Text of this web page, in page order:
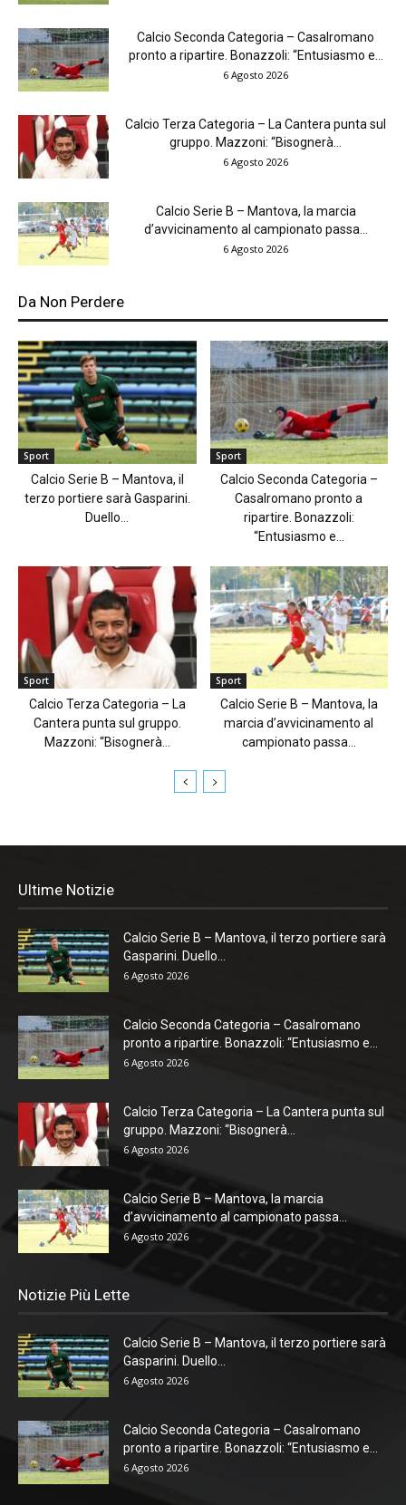
Calcio Seconda Categoria – Casalromano
pronto a ripartire. Bonazzoli: “Entusiasmo e...
6 Agosto 2026
Calcio Terza Categoria – La Cantera punta sul
gruppo. Mazzoni: “Bisognerà...
6 Agosto 2026
Calcio Serie B – Mantova, la marcia
d’avvicinamento al campionato passa...
6 Agosto 2026
Da Non Perdere
Sport
Calcio Serie B – Mantova, il
terzo portiere sarà Gasparini.
Duello...
Sport
Calcio Seconda Categoria –
Casalromano pronto a
ripartire. Bonazzoli:
“Entusiasmo e...
Sport
Calcio Terza Categoria – La
Cantera punta sul gruppo.
Mazzoni: “Bisognerà...
Sport
Calcio Serie B – Mantova, la
marcia d’avvicinamento al
campionato passa...
Ultime Notizie
Calcio Serie B – Mantova, il terzo portiere sarà
Gasparini. Duello...
6 Agosto 2026
Calcio Seconda Categoria – Casalromano
pronto a ripartire. Bonazzoli: “Entusiasmo e...
6 Agosto 2026
Calcio Terza Categoria – La Cantera punta sul
gruppo. Mazzoni: “Bisognerà...
6 Agosto 2026
Calcio Serie B – Mantova, la marcia
d’avvicinamento al campionato passa...
6 Agosto 2026
Notizie Più Lette
Calcio Serie B – Mantova, il terzo portiere sarà
Gasparini. Duello...
6 Agosto 2026
Calcio Seconda Categoria – Casalromano
pronto a ripartire. Bonazzoli: “Entusiasmo e...
6 Agosto 2026